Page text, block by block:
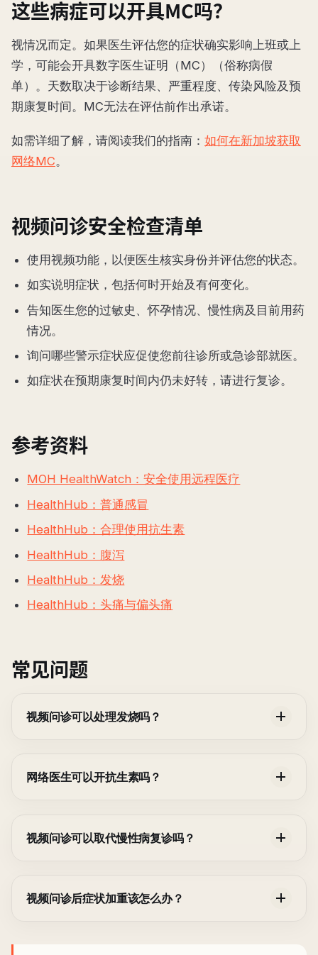
这些病症可以开具MC吗？
视情况而定。如果医生评估您的症状确实影响上班或上
学，可能会开具数字医生证明（MC）（俗称病假
单）。天数取决于诊断结果、严重程度、传染风险及预
期康复时间。MC无法在评估前作出承诺。
如需详细了解，请阅读我们的指南： 如何在新加坡获取
网络MC。
视频问诊安全检查清单
使用视频功能，以便医生核实身份并评估您的状态。
如实说明症状，包括何时开始及有何变化。
告知医生您的过敏史、怀孕情况、慢性病及目前用药
情况。
询问哪些警示症状应促使您前往诊所或急诊部就医。
如症状在预期康复时间内仍未好转，请进行复诊。
参考资料
MOH HealthWatch：安全使用远程医疗
HealthHub：普通感冒
HealthHub：合理使用抗生素
HealthHub：腹泻
HealthHub：发烧
HealthHub：头痛与偏头痛
常见问题
视频问诊可以处理发烧吗？
网络医生可以开抗生素吗？
视频问诊可以取代慢性病复诊吗？
视频问诊后症状加重该怎么办？